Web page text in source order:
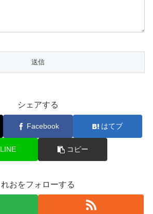
シェアする
Facebook はてブ
LINE コピー
れおをフォローする